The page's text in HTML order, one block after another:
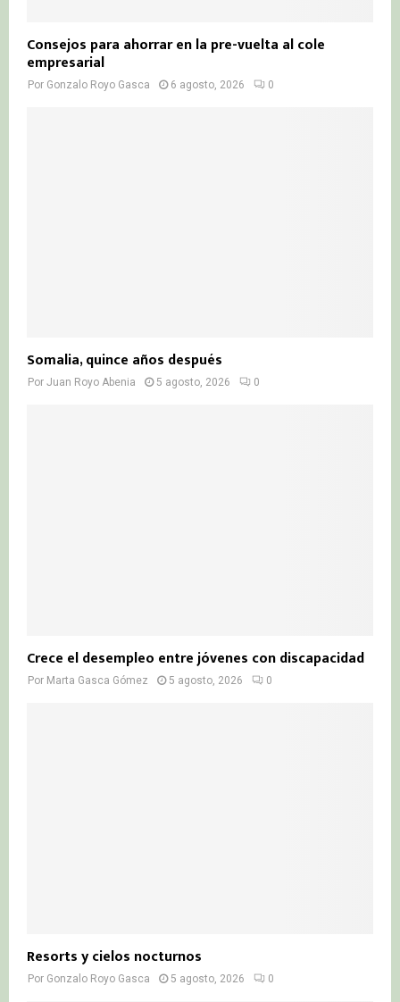
Consejos para ahorrar en la pre-vuelta al cole
empresarial
Por Gonzalo Royo Gasca 6 agosto, 2026 0
Somalia, quince años después
Por Juan Royo Abenia 5 agosto, 2026 0
Crece el desempleo entre jóvenes con discapacidad
Por Marta Gasca Gómez 5 agosto, 2026 0
Resorts y cielos nocturnos
Por Gonzalo Royo Gasca 5 agosto, 2026 0